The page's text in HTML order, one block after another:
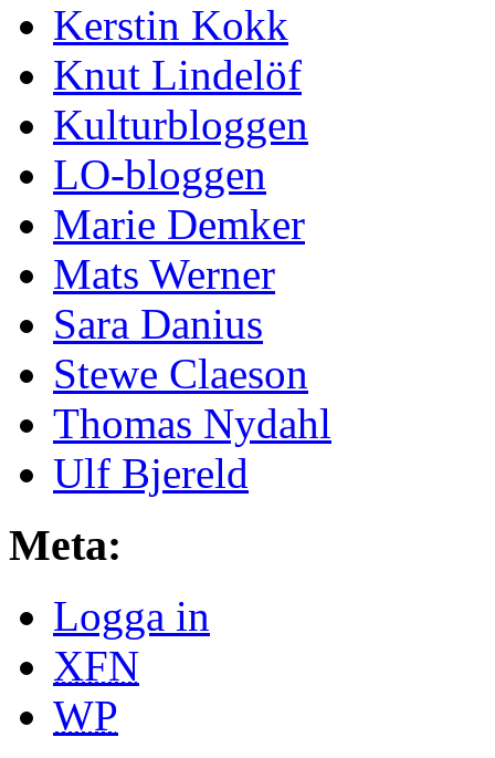
Kerstin Kokk
Knut Lindelöf
Kulturbloggen
LO-bloggen
Marie Demker
Mats Werner
Sara Danius
Stewe Claeson
Thomas Nydahl
Ulf Bjereld
Meta:
Logga in
XFN
WP